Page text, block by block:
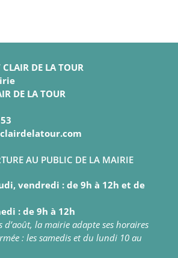
DE LA TOUR
DE LA TOUR
AU PUBLIC DE LA MAIRIE
vendredi : de 9h à 12h et de
: de 9h à 12h
d’août, la mairie adapte ses horaires
: les samedis et du lundi 10 au